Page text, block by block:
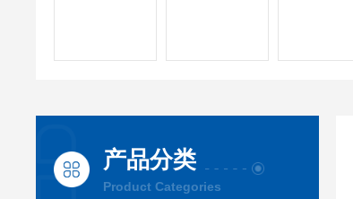
产品分类
Product Categories